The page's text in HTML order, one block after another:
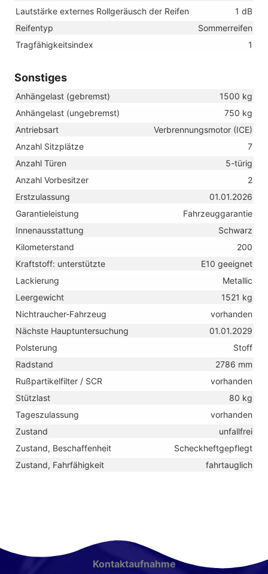
Lautstärke externes Rollgeräusch der Reifen
1 dB
Reifentyp
Sommerreifen
Tragfähigkeitsindex
1
Sonstiges
Anhängelast (gebremst)
1500 kg
Anhängelast (ungebremst)
750 kg
Antriebsart
Verbrennungsmotor (ICE)
Anzahl Sitzplätze
7
Anzahl Türen
5-türig
Anzahl Vorbesitzer
2
Erstzulassung
01.01.2026
Garantieleistung
Fahrzeuggarantie
Innenausstattung
Schwarz
Kilometerstand
200
Kraftstoff: unterstützte
E10 geeignet
Lackierung
Metallic
Leergewicht
1521 kg
Nichtraucher-Fahrzeug
vorhanden
Nächste Hauptuntersuchung
01.01.2029
Polsterung
Stoff
Radstand
2786 mm
Rußpartikelfilter / SCR
vorhanden
Stützlast
80 kg
Tageszulassung
vorhanden
Zustand
unfallfrei
Zustand, Beschaffenheit
Scheckheftgepflegt
Zustand, Fahrfähigkeit
fahrtauglich
Kontaktaufnahme